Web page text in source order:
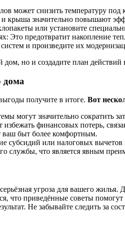
может снизить температуру под
крыша значительно повышают
или установите
Это предотвратит накопление
и произведите их
но и создадите план
дома
получите в итоге. Вот
могут значительно сократить
финансовых потерь,
ваш быт более комфортным.
субсидий или налоговых
службы, что является явным
угроза для вашего жилья.
что приведённые советы
Не забывайте следить за